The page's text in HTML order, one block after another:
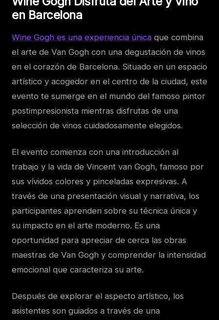
en Barcelona
Wine Gogh es una experiencia única que combina
el arte de Van Gogh con una degustación de vinos
en el corazón de Barcelona. Situado en un espacio
artístico y acogedor en el centro de la ciudad, este
evento te sumerge en el mundo del famoso pintor
postimpresionista mientras disfrutas de una
selección de vinos cuidadosamente elegidos.
El evento comienza con una introducción al
trabajo y la vida de Vincent van Gogh, famoso por
sus vívidos colores y pinceladas expresivas. A
través de una presentación visual y narrativa, los
participantes aprenden sobre su técnica única y
su impacto en el arte moderno. Es una
oportunidad para apreciar de cerca las obras
maestras de Van Gogh y comprender la intensidad
emocional que caracteriza su arte.
Después de explorar el aspecto artístico, los
asistentes son guiados a través de una